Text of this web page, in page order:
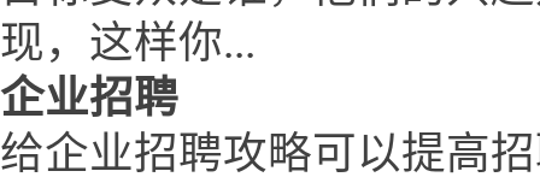
现，这样你...
企业招聘
给企业招聘攻略可以提高